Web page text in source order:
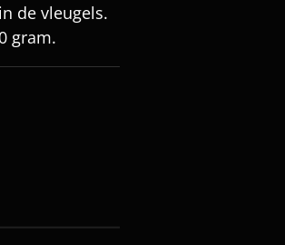
de vleugels.
gram.